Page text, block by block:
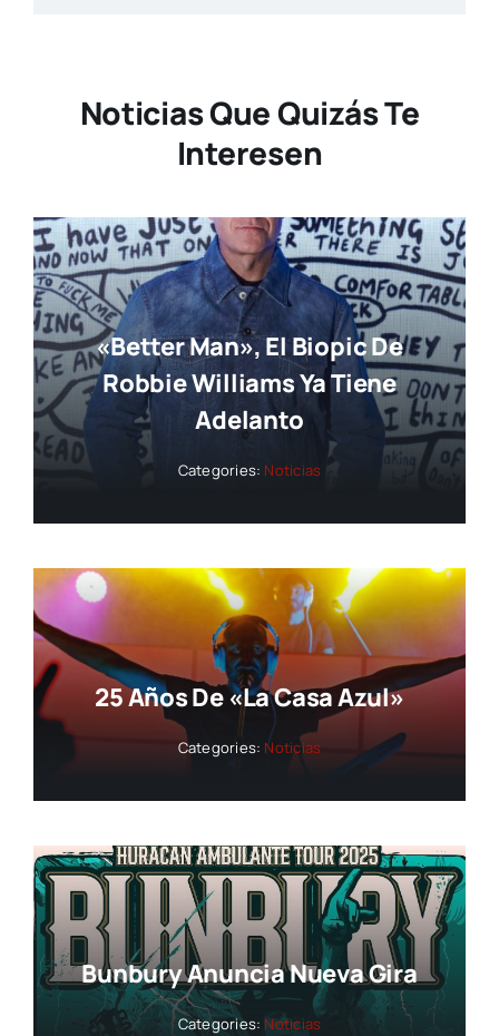
Noticias Que Quizás Te
Interesen
«Better Man», El Biopic De
Robbie Williams Ya Tiene
Adelanto
Categories: Noticias
25 Años De «La Casa Azul»
Categories: Noticias
Bunbury Anuncia Nueva Gira
Categories: Noticias